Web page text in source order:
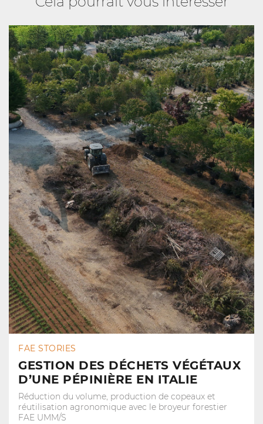
FAE STORIES
GESTION DES DÉCHETS VÉGÉTAUX
D’UNE PÉPINIÈRE EN ITALIE
Réduction du volume, production de copeaux et
réutilisation agronomique avec le broyeur forestier
FAE UMM/S